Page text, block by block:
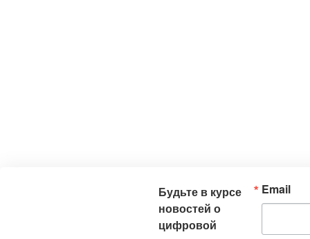
Будьте в курсе
новостей о
цифровой
Email